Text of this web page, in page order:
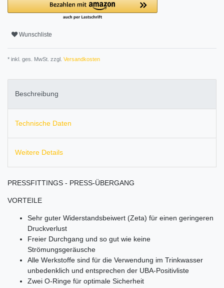
Wunschliste
* inkl. ges. MwSt. zzgl. Versandkosten
Beschreibung
Technische Daten
Weitere Details
PRESSFITTINGS - PRESS-ÜBERGANG
VORTEILE
Sehr guter Widerstandsbeiwert (Zeta) für einen geringeren
Druckverlust
Freier Durchgang und so gut wie keine
Strömungsgeräusche
Alle Werkstoffe sind für die Verwendung im Trinkwasser
unbedenklich und entsprechen der UBA-Positivliste
Zwei O-Ringe für optimale Sicherheit